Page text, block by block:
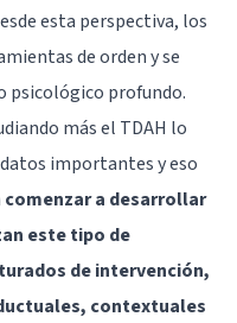
esta perspectiva, los
de orden y se
psicológico profundo.
más el TDAH lo
importantes y eso
comenzar a desarrollar
este tipo de
de intervención,
contextuales